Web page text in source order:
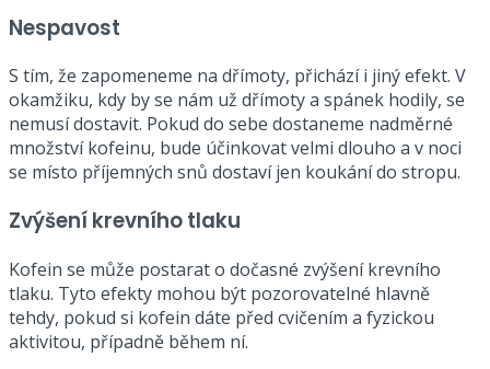
Nespavost
S tím, že zapomeneme na dřímoty, přichází i jiný efekt. V
okamžiku, kdy by se nám už dřímoty a spánek hodily, se
nemusí dostavit. Pokud do sebe dostaneme nadměrné
množství kofeinu, bude účinkovat velmi dlouho a v noci
se místo příjemných snů dostaví jen koukání do stropu.
Zvýšení krevního tlaku
Kofein se může postarat o dočasné zvýšení krevního
tlaku. Tyto efekty mohou být pozorovatelné hlavně
tehdy, pokud si kofein dáte před cvičením a fyzickou
aktivitou, případně během ní.